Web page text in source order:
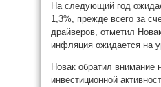
На следующий год
1,3%, прежде всего за
драйверов, отметил
инфляция ожидается на
Новак обратил внимание
инвестиционной